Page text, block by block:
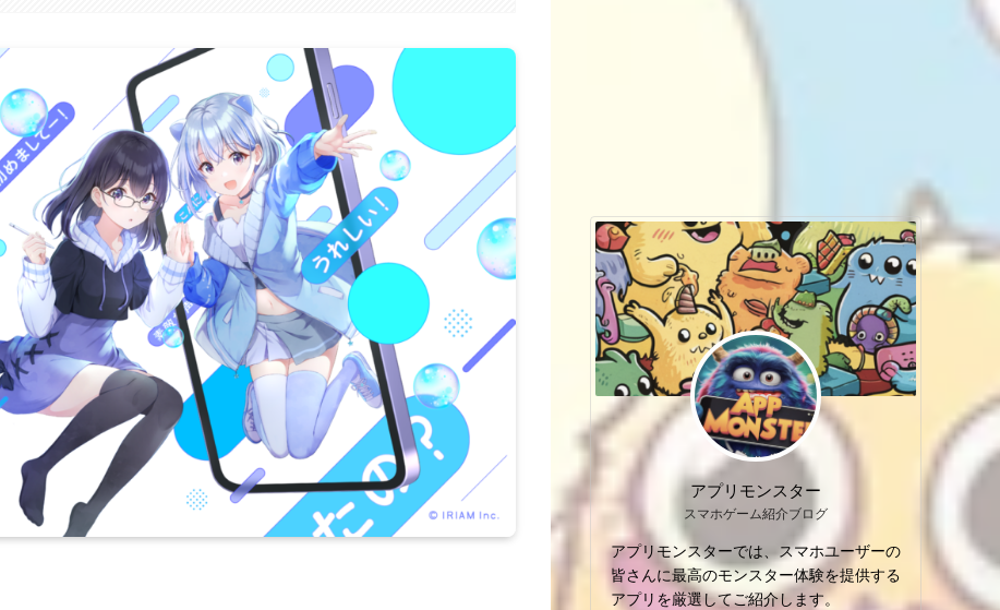
アプリモンスター
スマホゲーム紹介ブログ
アプリモンスターでは、スマホユーザーの
皆さんに最高のモンスター体験を提供する
アプリを厳選してご紹介します。